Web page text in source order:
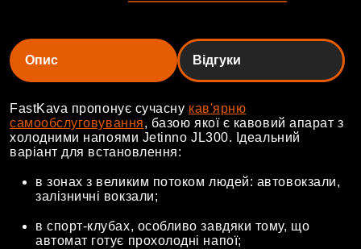
Опис Відгуки
FastKava пропонує сучасну кав'ярню
самообслуговування, базою якої є кавовий апарат з
холодними напоями Jetinno JL300. Ідеальний
варіант для встановлення:
в зонах з великим потоком людей: автовокзали,
залізничні вокзали;
в спорт-клубах, особливо завдяки тому, що
автомат готує прохолодні напої;